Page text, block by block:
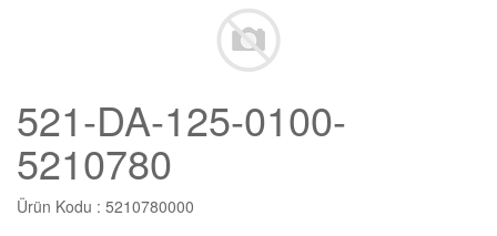
521-DA-125-0100-
5210780
Ürün Kodu : 5210780000